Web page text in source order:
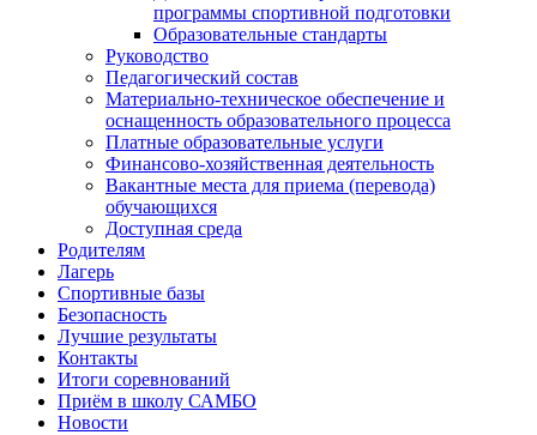
программы спортивной подготовки
Образовательные стандарты
Руководство
Педагогический состав
Материально-техническое обеспечение и
оснащенность образовательного процесса
Платные образовательные услуги
Финансово-хозяйственная деятельность
Вакантные места для приема (перевода)
обучающихся
Доступная среда
Родителям
Лагерь
Спортивные базы
Безопасность
Лучшие результаты
Контакты
Итоги соревнований
Приём в школу САМБО
Новости